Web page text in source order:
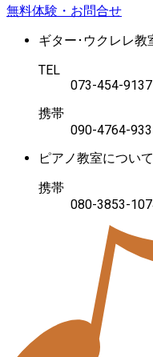
無料体験・お問合せ
ギター･ウクレレ教
TEL
073-454-9137
携帯
090-4764-
ピアノ教室について
携帯
080-3853-